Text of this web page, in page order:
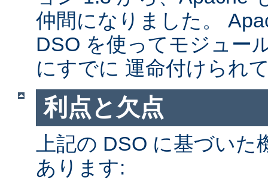
仲間になりました。
DSO を使ってモジュー
にすでに 運命付けられ
利点と欠点
上記の DSO に基づい
あります: